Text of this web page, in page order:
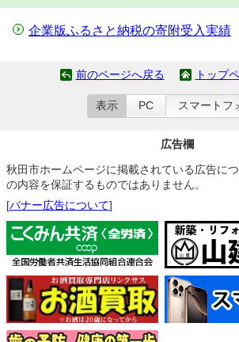
企業版ふるさと納税の寄附受入実績
前のページへ戻る トップ
表示 PC スマートフ
広告欄
秋田市ホームページに掲載されている広告に
の内容を保証するものではありません。
[バナー広告について]